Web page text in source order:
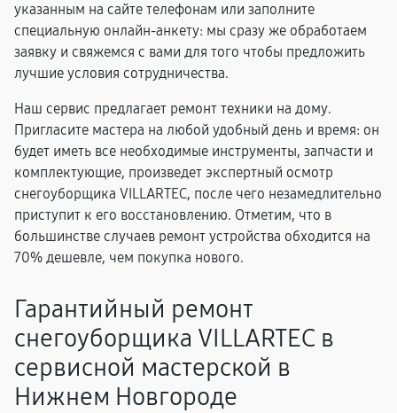
указанным на сайте телефонам или заполните
специальную онлайн-анкету: мы сразу же обработаем
заявку и свяжемся с вами для того чтобы предложить
лучшие условия сотрудничества.
Наш сервис предлагает ремонт техники на дому.
Пригласите мастера на любой удобный день и время: он
будет иметь все необходимые инструменты, запчасти и
комплектующие, произведет экспертный осмотр
снегоуборщика VILLARTEC, после чего незамедлительно
приступит к его восстановлению. Отметим, что в
большинстве случаев ремонт устройства обходится на
70% дешевле, чем покупка нового.
Гарантийный ремонт
снегоуборщика VILLARTEC в
сервисной мастерской в
Нижнем Новгороде